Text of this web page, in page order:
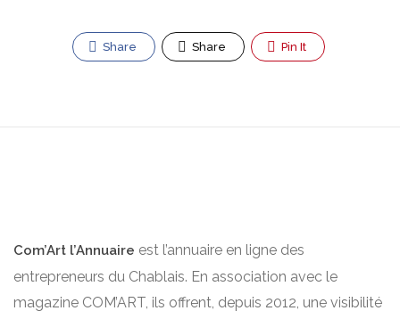
Share Share Pin It
Com’Art l’Annuaire est l’annuaire en ligne des
entrepreneurs du Chablais. En association avec le
magazine COM’ART, ils offrent, depuis 2012, une visibilité